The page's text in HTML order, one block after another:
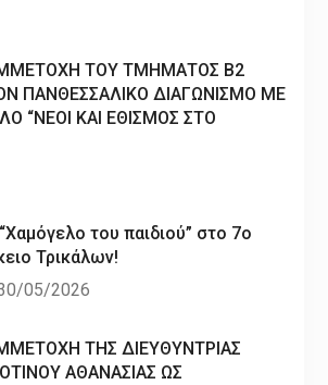
ΤΟΥ ΤΜΗΜΑΤΟΣ Β2
ΠΑΝΘΕΣΣΑΛΙΚΟ ΔΙΑΓΩΝΙΣΜΟ ΜΕ
“ΝΕΟΙ ΚΑΙ ΕΘΙΣΜΟΣ ΣΤΟ
του παιδιού” στο 7ο
Τρικάλων!
05/2026
ΤΗΣ ΔΙΕΥΘΥΝΤΡΙΑΣ
ΑΘΑΝΑΣΙΑΣ ΩΣ